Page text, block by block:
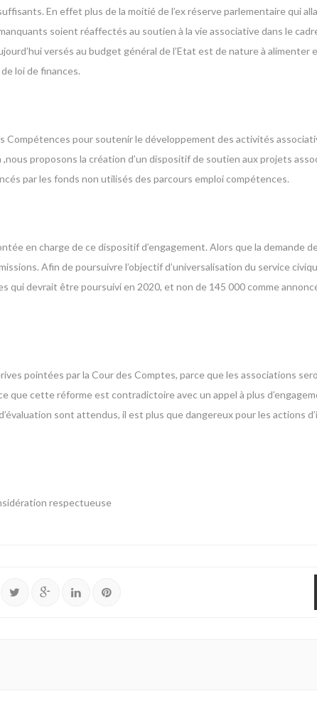
En effet plus de la moitié de l’ex réserve parlementaire qui
soient réaffectés au soutien à la vie associative dans le
versés au budget général de l’Etat est de nature à alimenter
loi de finances.
Compétences pour soutenir le développement des activités
proposons la création d’un dispositif de soutien aux projets
par les fonds non utilisés des parcours emploi compétences.
en charge de ce dispositif d’engagement. Alors que la demande
Afin de poursuivre l’objectif d’universalisation du service
qui devrait être poursuivi en 2020, et non de 145 000 comme
pointées par la Cour des Comptes, parce que les associations
que cette réforme est contradictoire avec un appel à plus
sont attendus, il est plus que dangereux pour les actions
respectueuse